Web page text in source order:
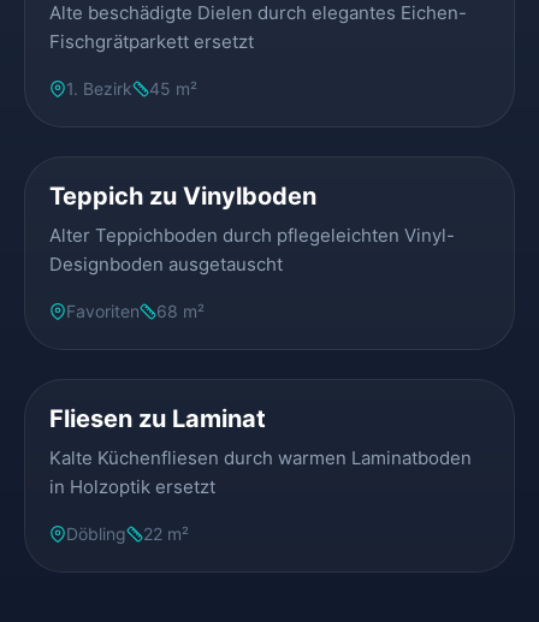
Alte beschädigte Dielen durch elegantes Eichen-
Fischgrätparkett ersetzt
1. Bezirk 45 m²
Teppich zu Vinylboden
Alter Teppichboden durch pflegeleichten Vinyl-
Designboden ausgetauscht
Favoriten 68 m²
Fliesen zu Laminat
Kalte Küchenfliesen durch warmen Laminatboden
in Holzoptik ersetzt
Döbling 22 m²